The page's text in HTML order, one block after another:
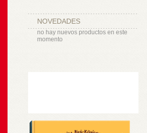
NOVEDADES
no hay nuevos productos en este
momento